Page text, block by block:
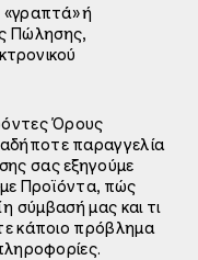
ή
Πώλησης,
Όρους
παραγγελία
σας εξηγούμε
Προϊόντα, πώς
σύμβασή μας και τι
κάποιο πρόβλημα